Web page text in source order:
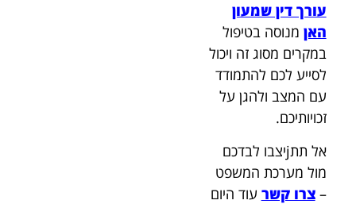
עורך דין שמעון
האן מנוסה בטיפול
במקרים מסוג זה ויכול
לסייע לכם להתמודד
עם המצב ולהגן על
זכויותיכם.
אל תתjיצבו לבדכם
מול מערכת המשפט
–צרו קשר עוד היום